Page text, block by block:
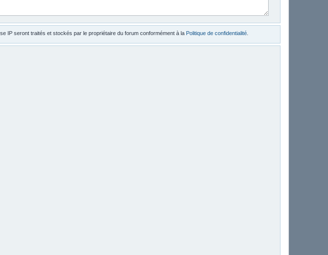
IP seront traités et stockés par le propriétaire du forum conformément à la Politique de confidentialité